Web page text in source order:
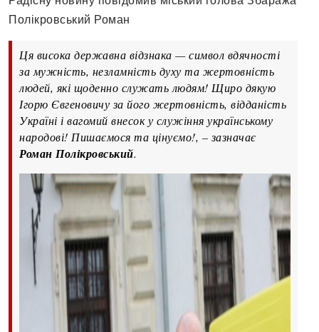
Полікровський Роман
Ця висока державна відзнака — символ вдячності
за мужність, незламність духу та жертовність
людей, які щоденно служать людям! Щиро дякую
Ігорю Євгеновичу за його жертовність, відданість
Україні і вагомий внесок у служіння українському
народові! Пишаємося та цінуємо!, – зазначає
Роман Полікровський.